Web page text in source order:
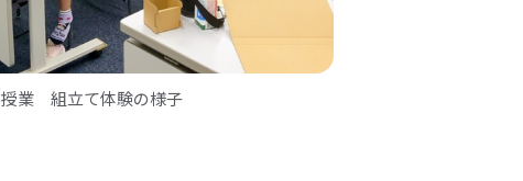
業 組立て体験の様子